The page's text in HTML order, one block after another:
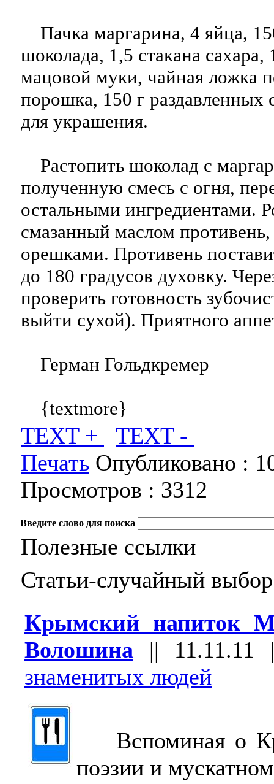
Пачка маргарина, 4 яйца,
шоколада, 1,5 стакана сахара,
мацовой муки, чайная ложка
порошка, 150 г раздавленных
для украшения.
Растопить шоколад с
полученную смесь с огня,
остальными ингредиентами.
смазанный маслом противень,
орешками. Противень
до 180 градусов духовку.
проверить готовность
выйти сухой). Приятного
Герман Гольдкремер
{textmore}
TEXT +
TEXT -
Печать Опубликовано :
Просмотров : 3312
Введите слово для поиска
Полезные ссылки
Статьи-случайный выбор
Крымский напиток
Волошина || 11.11.11
знаменитых людей
Вспоминая о
поэзии и